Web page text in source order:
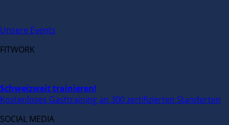
Unsere Events
FITWORK
Schweizweit trainieren!
Kostenloses Gasttraining an 300 zertifizierten Standorten
SOCIAL MEDIA